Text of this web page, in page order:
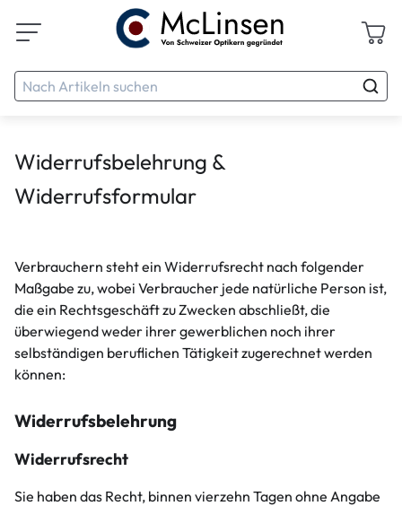
Widerrufsbelehrung &
Widerrufsformular
Verbrauchern steht ein Widerrufsrecht nach folgender
Maßgabe zu, wobei Verbraucher jede natürliche Person ist,
die ein Rechtsgeschäft zu Zwecken abschließt, die
überwiegend weder ihrer gewerblichen noch ihrer
selbständigen beruflichen Tätigkeit zugerechnet werden
können:
Widerrufsbelehrung
Widerrufsrecht
Sie haben das Recht, binnen vierzehn Tagen ohne Angabe